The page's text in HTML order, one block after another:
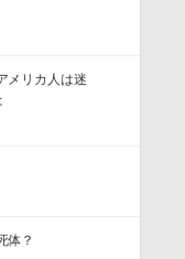
メリカ人は迷
体？